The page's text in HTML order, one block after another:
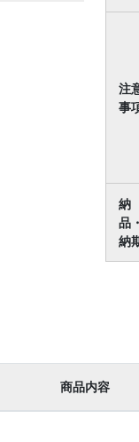
注
事
納
品・
納
商品内容